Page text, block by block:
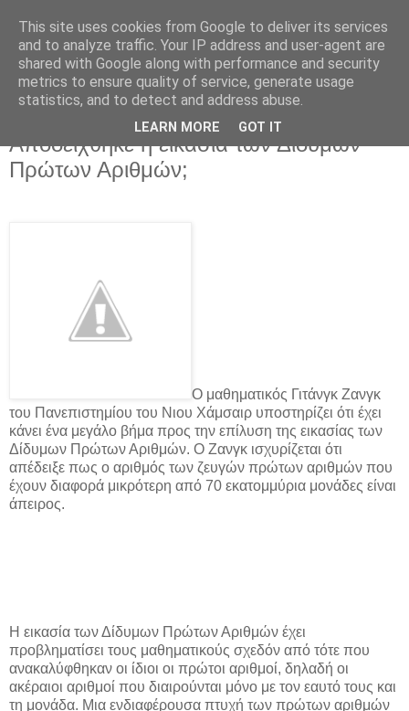
Αποδείχθηκε η εικασία των Δίδυμων
Πρώτων Αριθμών;
Ο μαθηματικός Γιτάνγκ Ζανγκ
του Πανεπιστημίου του Νιου Χάμσαιρ υποστηρίζει ότι έχει
κάνει ένα μεγάλο βήμα προς την επίλυση της εικασίας των
Δίδυμων Πρώτων Αριθμών. Ο Ζανγκ ισχυρίζεται ότι
απέδειξε πως ο αριθμός των ζευγών πρώτων αριθμών που
έχουν διαφορά μικρότερη από 70 εκατομμύρια μονάδες είναι
άπειρος.
Η εικασία των Δίδυμων Πρώτων Αριθμών έχει
προβληματίσει τους μαθηματικούς σχεδόν από τότε που
ανακαλύφθηκαν οι ίδιοι οι πρώτοι αριθμοί, δηλαδή οι
ακέραιοι αριθμοί που διαιρούνται μόνο με τον εαυτό τους και
τη μονάδα. Μια ενδιαφέρουσα πτυχή των πρώτων αριθμών
This site uses cookies from Google to deliver its services
and to analyze traffic. Your IP address and user-agent are
shared with Google along with performance and security
metrics to ensure quality of service, generate usage
statistics, and to detect and address abuse.
LEARN MORE GOT IT